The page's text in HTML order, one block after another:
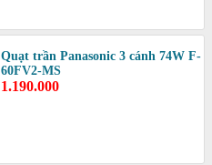
Quạt trần Panasonic 3 cánh 74W F-
60FV2-MS
1.190.000